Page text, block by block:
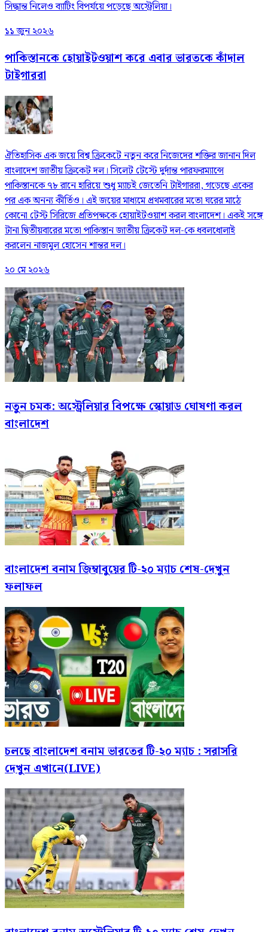
সিদ্ধান্ত নিলেও ব্যাটিং বিপর্যয়ে পড়েছে অস্ট্রেলিয়া।
১১ জুন ২০২৬
পাকিস্তানকে হোয়াইটওয়াশ করে এবার ভারতকে কাঁদাল
টাইগাররা
ঐতিহাসিক এক জয়ে বিশ্ব ক্রিকেটে নতুন করে নিজেদের শক্তির জানান দিল
বাংলাদেশ জাতীয় ক্রিকেট দল। সিলেট টেস্টে দুর্দান্ত পারফরম্যান্সে
পাকিস্তানকে ৭৮ রানে হারিয়ে শুধু ম্যাচই জেতেনি টাইগাররা, গড়েছে একের
পর এক অনন্য কীর্তিও। এই জয়ের মাধ্যমে প্রথমবারের মতো ঘরের মাঠে
কোনো টেস্ট সিরিজে প্রতিপক্ষকে হোয়াইটওয়াশ করল বাংলাদেশ। একই সঙ্গে
টানা দ্বিতীয়বারের মতো পাকিস্তান জাতীয় ক্রিকেট দল-কে ধবলধোলাই
করলেন নাজমুল হোসেন শান্তর দল।
২০ মে ২০২৬
নতুন চমক: অস্ট্রেলিয়ার বিপক্ষে স্কোয়াড ঘোষণা করল
বাংলাদেশ
বাংলাদেশ বনাম জিম্বাবুয়ের টি-২০ ম্যাচ শেষ-দেখুন
ফলাফল
চলছে বাংলাদেশ বনাম ভারতের টি-২০ ম্যাচ : সরাসরি
দেখুন এখানে(LIVE)